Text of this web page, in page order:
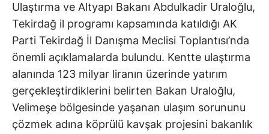
Ulaştırma ve Altyapı Bakanı Abdulkadir Uraloğlu,
Tekirdağ il programı kapsamında katıldığı AK
Parti Tekirdağ İl Danışma Meclisi Toplantısı’nda
önemli açıklamalarda bulundu. Kentte ulaştırma
alanında 123 milyar liranın üzerinde yatırım
gerçekleştirdiklerini belirten Bakan Uraloğlu,
Velimeşe bölgesinde yaşanan ulaşım sorununu
çözmek adına köprülü kavşak projesini bakanlık